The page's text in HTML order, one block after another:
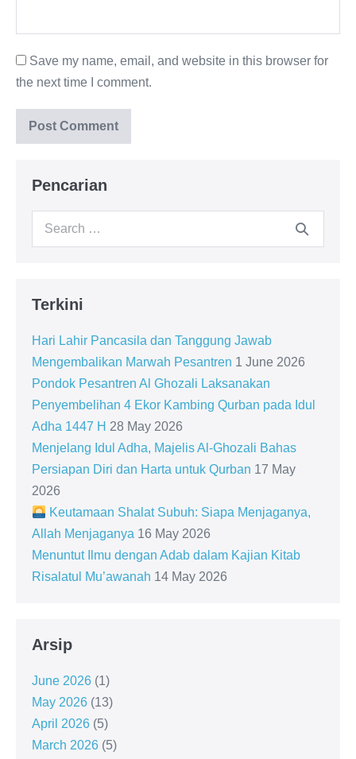
Save my name, email, and website in this browser for
the next time I comment.
Pencarian
Search
Terkini
Hari Lahir Pancasila dan Tanggung Jawab
Mengembalikan Marwah Pesantren 1 June 2026
Pondok Pesantren Al Ghozali Laksanakan
Penyembelihan 4 Ekor Kambing Qurban pada Idul
Adha 1447 H 28 May 2026
Menjelang Idul Adha, Majelis Al-Ghozali Bahas
Persiapan Diri dan Harta untuk Qurban 17 May
2026
Keutamaan Shalat Subuh: Siapa Menjaganya,
Allah Menjaganya 16 May 2026
Menuntut Ilmu dengan Adab dalam Kajian Kitab
Risalatul Mu’awanah 14 May 2026
Arsip
June 2026 (1)
May 2026 (13)
April 2026 (5)
March 2026 (5)